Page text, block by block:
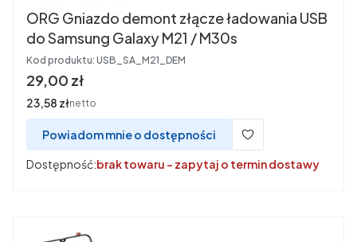
ORG Gniazdo demont złącze ładowania USB
do Samsung Galaxy M21 / M30s
Kod produktu: USB_SA_M21_DEM
Cena
29,00 zł
Cena
23,58 złnetto
Powiadom mnie o dostępności
Dostępność:brak towaru - zapytaj o termin dostawy